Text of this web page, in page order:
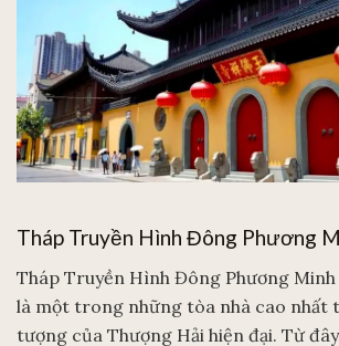
Tháp Truyền Hình Đông Phương
Tháp Truyền Hình Đông Phương Minh
là một trong những tòa nhà cao nhất
tượng của Thượng Hải hiện đại. Từ